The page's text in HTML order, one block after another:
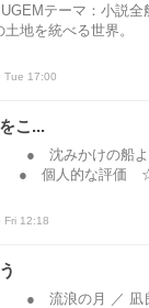
テーマ：小
土地を統べる世界。
Tue 17:00
こ...
● 沈みかけの船よ
子 ● 個人的な評
Fri 12:18
● 流浪の月 ／ 凪良